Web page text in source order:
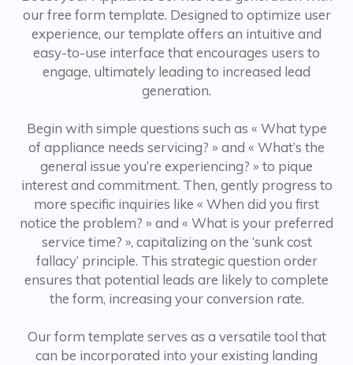
our free form template. Designed to optimize user
experience, our template offers an intuitive and
easy-to-use interface that encourages users to
engage, ultimately leading to increased lead
generation.
Begin with simple questions such as « What type
of appliance needs servicing? » and « What’s the
general issue you’re experiencing? » to pique
interest and commitment. Then, gently progress to
more specific inquiries like « When did you first
notice the problem? » and « What is your preferred
service time? », capitalizing on the ‘sunk cost
fallacy’ principle. This strategic question order
ensures that potential leads are likely to complete
the form, increasing your conversion rate.
Our form template serves as a versatile tool that
can be incorporated into your existing landing